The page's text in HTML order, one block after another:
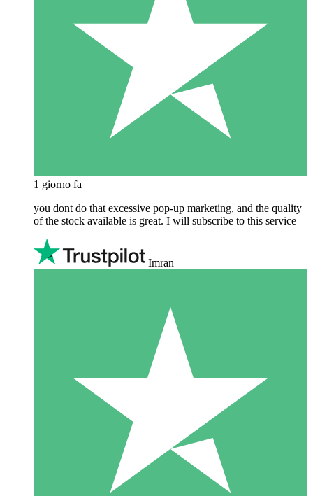
1 giorno fa
you dont do that excessive pop-up marketing, and the quality
of the stock available is great. I will subscribe to this service
Imran